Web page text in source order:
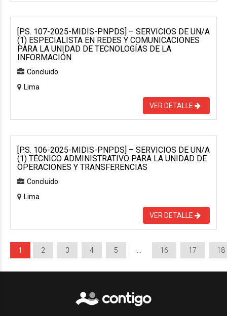
[P.S. 107-2025-MIDIS-PNPDS] – SERVICIOS DE UN/A
(1) ESPECIALISTA EN REDES Y COMUNICACIONES
PARA LA UNIDAD DE TECNOLOGÍAS DE LA
INFORMACIÓN
Concluido
Lima
VER DETALLE
[P.S. 106-2025-MIDIS-PNPDS] – SERVICIOS DE UN/A
(1) TÉCNICO ADMINISTRATIVO PARA LA UNIDAD DE
OPERACIONES Y TRANSFERENCIAS
Concluido
Lima
VER DETALLE
1 2 3 4 5 16 17 18